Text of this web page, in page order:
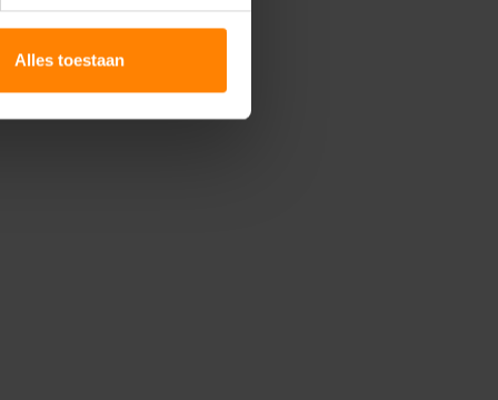
Alles toestaan